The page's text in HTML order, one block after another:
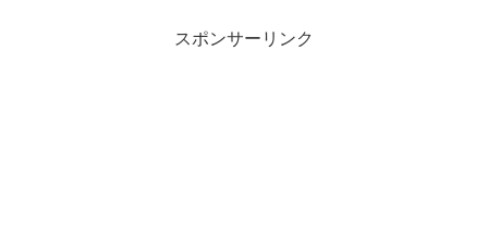
スポンサーリンク